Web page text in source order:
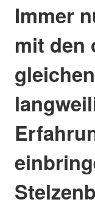
Immer
mit den